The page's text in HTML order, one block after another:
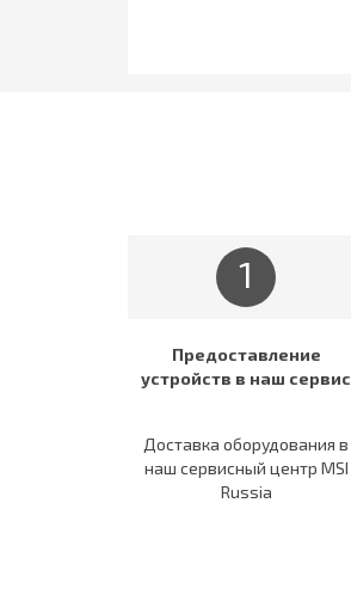
1
Предоставление
устройств в наш сервис
Доставка оборудования в
наш сервисный центр MSI
Russia